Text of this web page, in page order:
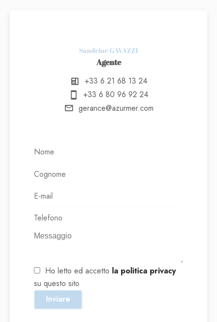
Sandrine GAVAZZI
Agente
+33 6 21 68 13 24
+33 6 80 96 92 24
gerance@azurmer.com
Ho letto ed accetto la politica privacy
su questo sito
Inviare